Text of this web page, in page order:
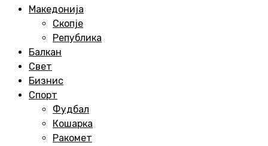
Македонија
Скопје
Република
Балкан
Свет
Бизнис
Спорт
Фудбал
Кошарка
Ракомет